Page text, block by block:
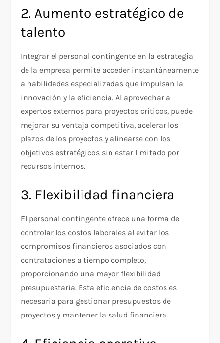
2. Aumento estratégico de
talento
Integrar el personal contingente en la estrategia
de la empresa permite acceder instantáneamente
a habilidades especializadas que impulsan la
innovación y la eficiencia. Al aprovechar a
expertos externos para proyectos críticos, puede
mejorar su ventaja competitiva, acelerar los
plazos de los proyectos y alinearse con los
objetivos estratégicos sin estar limitado por
recursos internos.
3. Flexibilidad financiera
El personal contingente ofrece una forma de
controlar los costos laborales al evitar los
compromisos financieros asociados con
contrataciones a tiempo completo,
proporcionando una mayor flexibilidad
presupuestaria. Esta eficiencia de costos es
necesaria para gestionar presupuestos de
proyectos y mantener la salud financiera.